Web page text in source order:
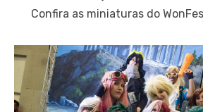
Confira as miniaturas do